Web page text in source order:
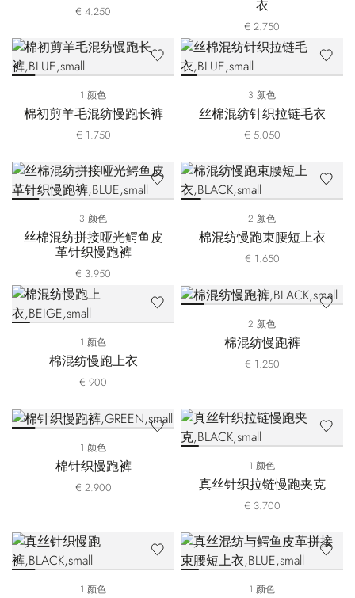
€ 4.250
衣
€ 2.750
1 颜色
棉初剪羊毛混纺慢跑长裤
€ 1.750
3 颜色
丝棉混纺针织拉链毛衣
€ 5.050
3 颜色
丝棉混纺拼接哑光鳄鱼皮
革针织慢跑裤
€ 3.950
2 颜色
棉混纺慢跑束腰短上衣
€ 1.650
1 颜色
棉混纺慢跑上衣
€ 900
2 颜色
棉混纺慢跑裤
€ 1.250
1 颜色
棉针织慢跑裤
€ 2.900
1 颜色
真丝针织拉链慢跑夹克
€ 3.700
1 颜色 1 颜色